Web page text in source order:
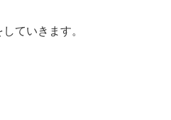
ていきます。